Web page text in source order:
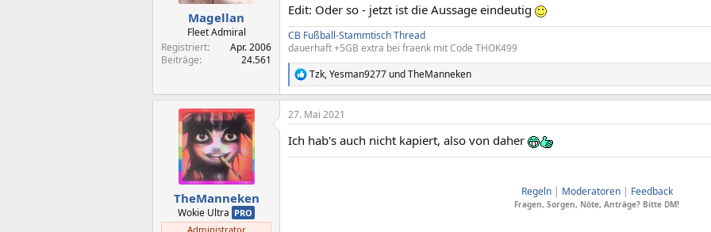
n
:
Magellan
Fleet Admiral
Registriert
Apr. 2006
Beiträge
24.561
Edit: Oder so - jetzt ist die Aussage eindeutig
CB Fußball-Stammtisch Thread
dauerhaft +5GB extra bei fraenk mit Code THOK499
R
e
a
k
i
o
Tzk,Yesman9277 undTheManneken
TheManneken
Wokie Ultra PRO
Administrator
27. Mai 2021
Ich hab's auch nicht kapiert, also von daher
Regeln| Moderatoren| Feedback
Fragen, Sorgen, Nöte, Anträge? Bitte DM!